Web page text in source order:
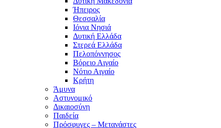
Ήπειρος
Θεσσαλία
Ιόνια Νησιά
Δυτική Ελλάδα
Στερεά Ελλάδα
Πελοπόννησος
Βόρειο Αιγαίο
Νότιο Αιγαίο
Κρήτη
Άμυνα
Αστυνομικό
Δικαιοσύνη
Παιδεία
Πρόσφυγες – Μετανάστες